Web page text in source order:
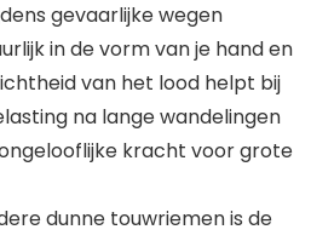
gevaarlijke wegen
in de vorm van je hand en
van het lood helpt bij
na lange wandelingen
kracht voor grote
dunne touwriemen is de